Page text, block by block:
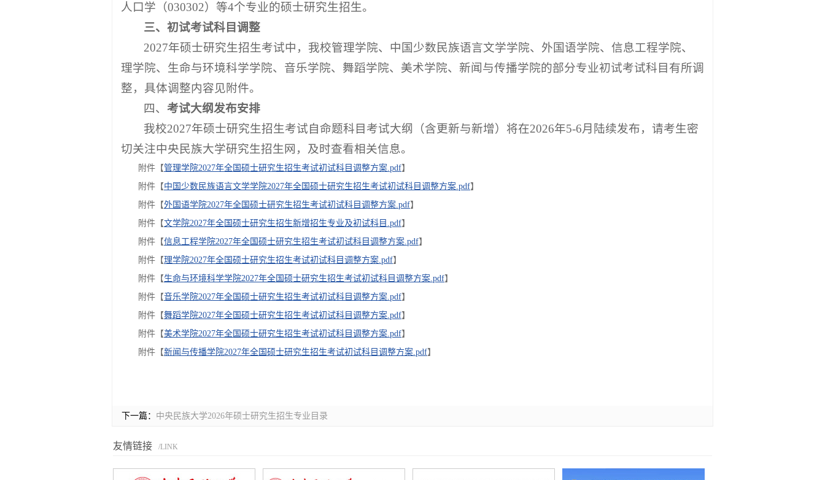
人口学（030302）等4个专业的硕士研究生招生。
三、初试考试科目调整
2027年硕士研究生招生考试中，我校管理学院、中国少数民族语言文学学院、外国语学院、信息工程学院、
理学院、生命与环境科学学院、音乐学院、舞蹈学院、美术学院、新闻与传播学院的部分专业初试考试科目有所调
整，具体调整内容见附件。
四、考试大纲发布安排
我校2027年硕士研究生招生考试自命题科目考试大纲（含更新与新增）将在2026年5-6月陆续发布，请考生密
切关注中央民族大学研究生招生网，及时查看相关信息。
附件【管理学院2027年全国硕士研究生招生考试初试科目调整方案.pdf】
附件【中国少数民族语言文学学院2027年全国硕士研究生招生考试初试科目调整方案.pdf】
附件【外国语学院2027年全国硕士研究生招生考试初试科目调整方案.pdf】
附件【文学院2027年全国硕士研究生招生新增招生专业及初试科目.pdf】
附件【信息工程学院2027年全国硕士研究生招生考试初试科目调整方案.pdf】
附件【理学院2027年全国硕士研究生招生考试初试科目调整方案.pdf】
附件【生命与环境科学学院2027年全国硕士研究生招生考试初试科目调整方案.pdf】
附件【音乐学院2027年全国硕士研究生招生考试初试科目调整方案.pdf】
附件【舞蹈学院2027年全国硕士研究生招生考试初试科目调整方案.pdf】
附件【美术学院2027年全国硕士研究生招生考试初试科目调整方案.pdf】
附件【新闻与传播学院2027年全国硕士研究生招生考试初试科目调整方案.pdf】
下一篇： 中央民族大学2026年硕士研究生招生专业目录
友情链接 /LINK